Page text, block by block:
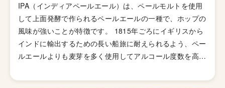
庭料理や屋台料理を中心としたビールに合う個性豊かな香
港料理が提供されています。 赤坂駅から徒歩約1分の場所
にある「Carbon Brews Tokyo」は、香港トラムを象徴す
るノスタルジックなグリーンとグレーで統一された温かみ
のある空間で、カウンターやテーブル席が用意されていま
IPA（インディアペールエール）は、ペールモルトを使用
して上面発酵で作られるペールエールの一種で、ホップの
風味が強いことが特徴です。 1815年ごろにイギリスから
インドに輸出するための長い船旅に耐えられるよう、ペー
ルエールよりも麦芽を多く使用してアルコール度数を高め
れました。そして、1829年に「IPA（インディアンペール